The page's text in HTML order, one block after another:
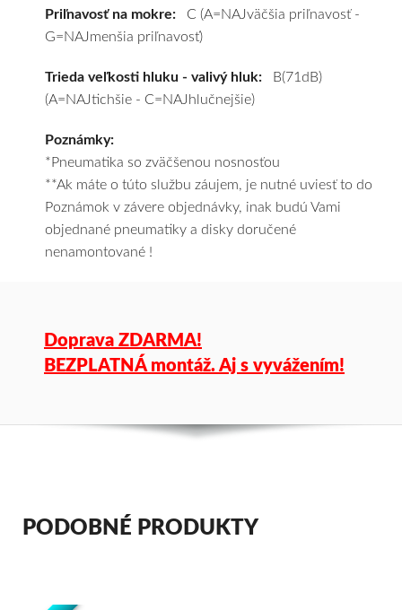
Priľnavosť na mokre: C (A=NAJväčšia priľnavosť -
G=NAJmenšia priľnavosť)
Trieda veľkosti hluku - valivý hluk: B(71dB)
(A=NAJtichšie - C=NAJhlučnejšie)
Poznámky:
*Pneumatika so zväčšenou nosnosťou
**Ak máte o túto službu záujem, je nutné uviesť to do
Poznámok v závere objednávky, inak budú Vami
objednané pneumatiky a disky doručené
nenamontované !
Doprava ZDARMA!
BEZPLATNÁ montáž. Aj s vyvážením!
PODOBNÉ PRODUKTY